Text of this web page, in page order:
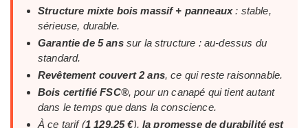
Structure mixte bois massif + panneaux: stable,
sérieuse, durable.
Garantie de 5 anssur la structure : au-dessus du
standard.
Revêtement couvert 2 ans, ce qui reste raisonnable.
Bois certifié FSC®, pour un canapé qui tient autant
dans le temps que dans la conscience.
À ce tarif (1 129,25 €),la promesse de durabilité est